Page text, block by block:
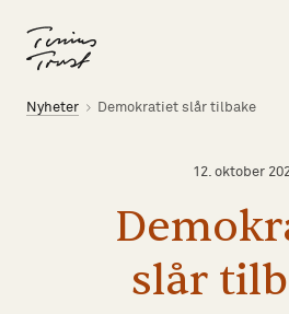
Til forsiden
Brødsmulesti
Nyheter Demokratiet slår tilbake
12. oktober
slår